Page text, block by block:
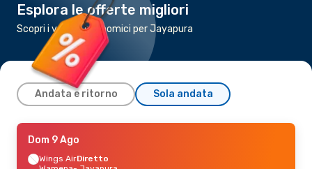
Esplora le offerte migliori
Scopri i voli più economici per Jayapura
Andata e ritorno Sola andata
Lun 3 Ago- Gio 13 Ago
Batik AirDiretto
Dom 9 Ago
Wings AirDiretto